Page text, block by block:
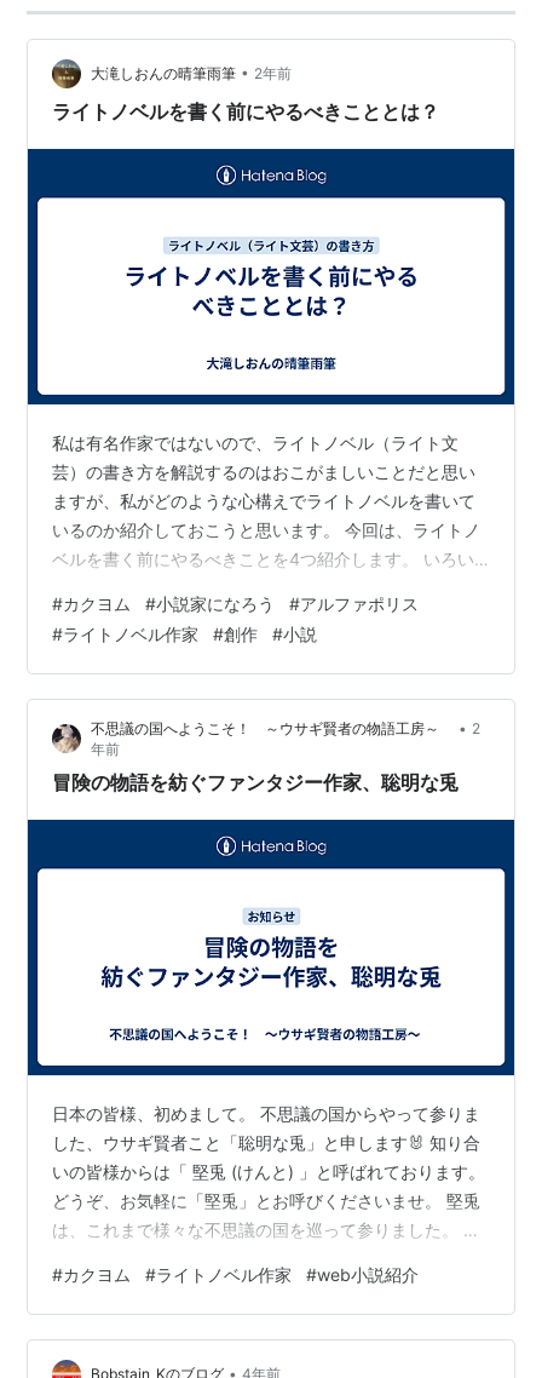
大滝しおんの晴筆雨筆 • 2年前
ライトノベルを書く前にやるべきこととは？
私は有名作家ではないので、ライトノベル（ライト文
芸）の書き方を解説するのはおこがましいことだと思い
ますが、私がどのような心構えでライトノベルを書いて
いるのか紹介しておこうと思います。 今回は、ライトノ
ベルを書く前にやるべきことを4つ紹介します。 いろい
識を蓄える 人物創造の特訓をする まとめ いろいろなジ
ャンルの小説を読む ライトノベル作家を目指している方
は様々なきっかけで目指すようになったと思います。 例
えば、 書店で売られているライトノベルを読んだ。 小説
家になろうやカクヨムで面白い小説を見つけた。 といっ
たようなきっかけの方が多いかも…
#カクヨム #小説家になろう #アルファポリス
#ライトノベル作家 #創作 #小説
不思議の国へようこそ！ ～ウサギ賢者の物語工房～ • 2
年前
冒険の物語を紡ぐファンタジー作家、聡明な兎
日本の皆様、初めまして。 不思議の国からやって参りま
した、ウサギ賢者こと「聡明な兎」と申します🐰 知り合
いの皆様からは「 堅兎 (けんと) 」と呼ばれております。
どうぞ、お気軽に「堅兎」とお呼びくださいませ。 堅兎
は、これまで様々な不思議の国を巡って参りました。 日
ジー作家でございます。あなた様を心揺さぶる異世界へ
の旅へと誘わせていただきます。 さて、このブログのミ
ッションは、堅兎が紡いできた物語をより深く理解し、
#カクヨム #ライトノベル作家 #web小説紹介
Bobstain_Kのブログ • 4年前